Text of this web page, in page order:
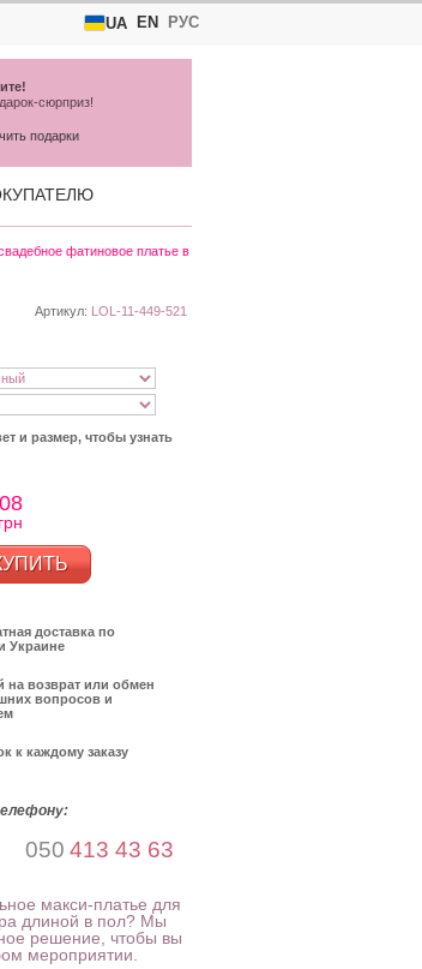
UA EN РУС
Артикул: LOL-11-449-521
и размер, чтобы узнать
грн
доставка по
Украине
на возврат или обмен
вопросов и
к каждому заказу
050 413 43 63
макси-платье для
длиной в пол? Мы
решение, чтобы вы
мероприятии.
фатиновое платье в
сюрприз!
подарки